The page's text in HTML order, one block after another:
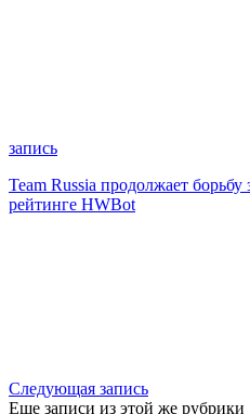
запись
Team Russia продолжает
рейтинге HWBot
Следующая запись
Еще записи из этой же рубрики